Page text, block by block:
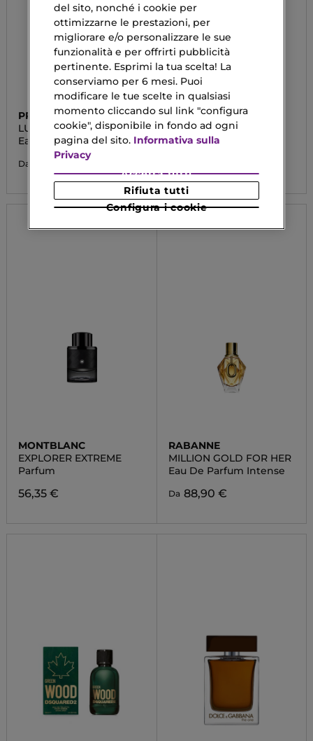
PRADA
LUNA ROSSA OCEAN
Eau De Parfum
Da
VERSACE
EROS ENERGY
Eau De Parfum
MONTBLANC
EXPLORER EXTREME
Parfum
56,35 €
RABANNE
MILLION GOLD FOR HER
Eau De Parfum Intense
Da 88,90 €
del sito, nonché i cookie per
ottimizzarne le prestazioni, per
migliorare e/o personalizzare le sue
funzionalità e per offrirti pubblicità
pertinente. Esprimi la tua scelta! La
conserviamo per 6 mesi. Puoi
modificare le tue scelte in qualsiasi
momento cliccando sul link "configura
cookie", disponibile in fondo ad ogni
pagina del sito. Informativa sulla
Privacy
Configura i cookie
Rifiuta tutti
Accetta tutti